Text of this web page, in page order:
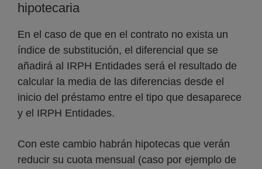
hipotecaria
En el caso de que en el contrato no exista un
índice de substitución, el diferencial que se
añadirá al IRPH Entidades será el resultado de
calcular la media de las diferencias desde el
inicio del préstamo entre el tipo que desaparece
y el IRPH Entidades.
Con este cambio habrán hipotecas que verán
reducir su cuota mensual (caso por ejemplo de